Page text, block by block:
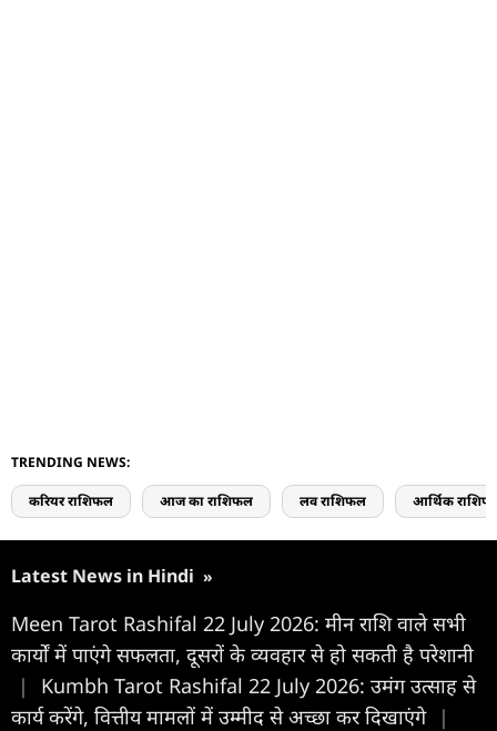
TRENDING NEWS:
करियर राशिफल आज का राशिफल लव राशिफल आर्थिक
Latest News in Hindi »
Meen Tarot Rashifal 22 July 2026: मीन राशि वाले सभी
कार्यों में पाएंगे सफलता, दूसरों के व्यवहार से हो सकती है परेशानी
|
Kumbh Tarot Rashifal 22 July 2026: उमंग उत्साह से
कार्य करेंगे, वित्तीय मामलों में उम्मीद से अच्छा कर दिखाएंगे |